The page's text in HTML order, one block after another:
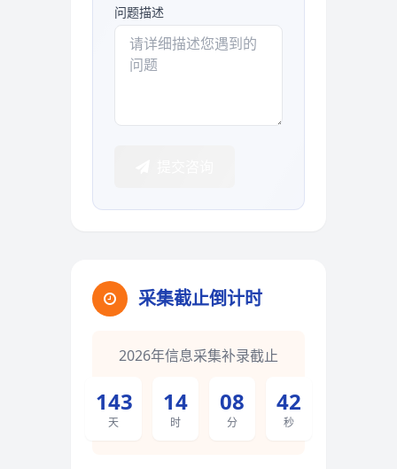
问题描述
采集截止倒计时
2026年信息采集补录截止
143
天
14
时
08
分
41
秒